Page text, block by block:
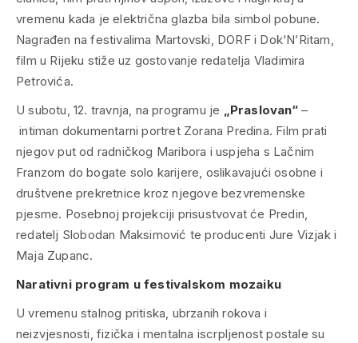
vremenu kada je električna glazba bila simbol pobune.
Nagrađen na festivalima Martovski, DORF i Dok‘N’Ritam,
film u Rijeku stiže uz gostovanje redatelja Vladimira
Petrovića.
U subotu, 12. travnja, na programu je „Praslovan“–
intiman dokumentarni portret Zorana Predina. Film prati
njegov put od radničkog Maribora i uspjeha s Lačnim
Franzom do bogate solo karijere, oslikavajući osobne i
društvene prekretnice kroz njegove bezvremenske
pjesme. Posebnoj projekciji prisustvovat će Predin,
redatelj Slobodan Maksimović te producenti Jure Vizjak i
Maja Zupanc.
Narativni program u festivalskom mozaiku
U vremenu stalnog pritiska, ubrzanih rokova i
neizvjesnosti, fizička i mentalna iscrpljenost postale su